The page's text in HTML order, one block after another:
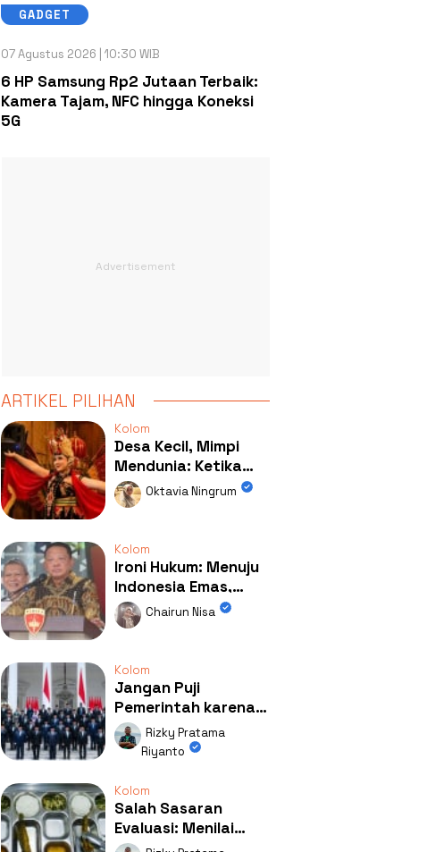
GADGET
07 Agustus 2026 | 10:30 WIB
6 HP Samsung Rp2 Jutaan Terbaik:
Kamera Tajam, NFC hingga Koneksi
5G
ARTIKEL PILIHAN
Kolom
Desa Kecil, Mimpi
Mendunia: Ketika
Kolaborasi
Mengubah Wajah
Oktavia Ningrum
Kolom
Ironi Hukum: Menuju
Indonesia Emas,
Ternyata Emasnya
Ada di Rumah Febrie!
Chairun Nisa
Kolom
Jangan Puji
Pemerintah karena
Kerja: Mengapa
Publik Begitu Mudah
Rizky Pratama
Riyanto
Kolom
Salah Sasaran
Evaluasi: Menilai
Program MBG Lewat